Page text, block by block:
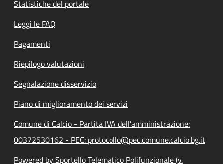
Statistiche del portale
Leggi le FAQ
Pagamenti
Riepilogo valutazioni
Segnalazione disservizio
Piano di miglioramento dei servizi
Comune di Calcio - Partita IVA dell'amministrazione:
00372530162 - PEC: protocollo@pec.comune.calcio.bg.it
Powered by Sportello Telematico Polifunzionale (v.